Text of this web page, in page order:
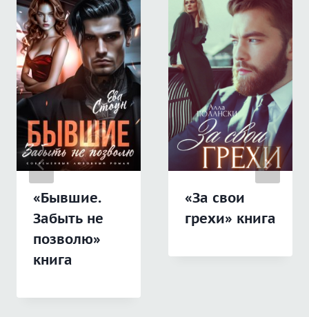
«Бывшие.
Забыть не
позволю»
книга
«За свои
грехи» книга